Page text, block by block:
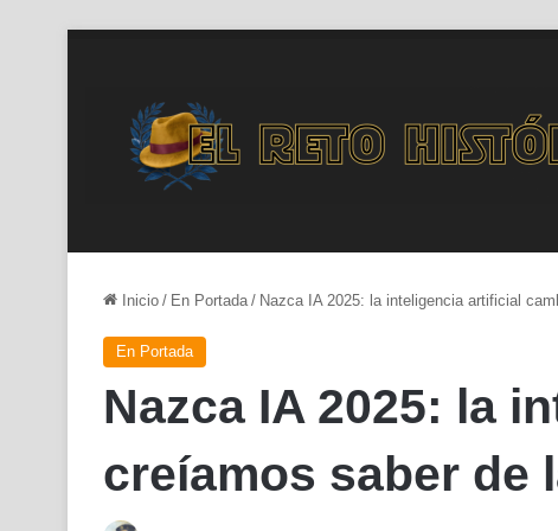
Inicio / En Portada / Nazca IA 2025: la inteligencia artificial
En Portada
Nazca IA 2025: la
creíamos saber de